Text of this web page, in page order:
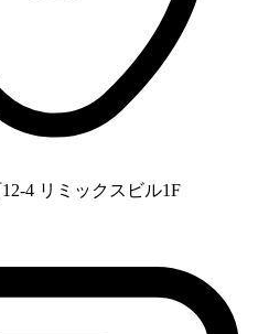
4 リミックスビル1F